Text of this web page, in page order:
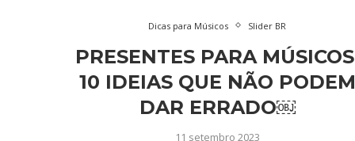
Dicas para Músicos Slider BR
PRESENTES PARA
10 IDEIAS QUE NÃO PODEM
DAR ERRADO￼
11 setembro 2023